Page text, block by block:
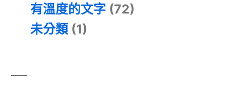
有溫度的文字 (72)
未分類 (1)